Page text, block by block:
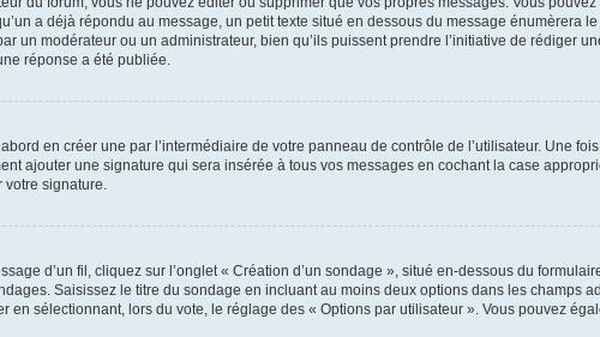
a déjà répondu au message, un petit texte situé en dessous du message énumèrera
un modérateur ou un administrateur, bien qu’ils puissent prendre l’initiative de
réponse a été publiée.
en créer une par l’intermédiaire de votre panneau de contrôle de l’utilisateur. Une
ajouter une signature qui sera insérée à tous vos messages en cochant la case
signature.
d’un fil, cliquez sur l’onglet « Création d’un sondage », situé en-dessous du
Saisissez le titre du sondage en incluant au moins deux options dans les champs
en sélectionnant, lors du vote, le réglage des « Options par utilisateur ». Vous pouvez